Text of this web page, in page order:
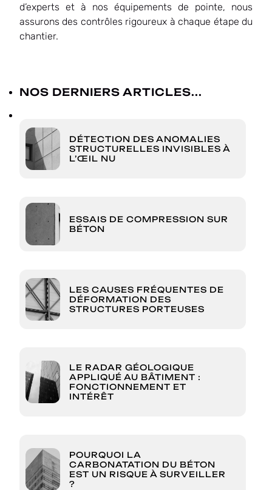
d’experts et à nos équipements de pointe, nous
assurons des contrôles rigoureux à chaque étape du
chantier.
NOS DERNIERS ARTICLES...
DÉTECTION DES ANOMALIES
STRUCTURELLES INVISIBLES À
L’ŒIL NU
ESSAIS DE COMPRESSION SUR
BÉTON
LES CAUSES FRÉQUENTES DE
DÉFORMATION DES
STRUCTURES PORTEUSES
LE RADAR GÉOLOGIQUE
APPLIQUÉ AU BÂTIMENT :
FONCTIONNEMENT ET
INTÉRÊT
POURQUOI LA
CARBONATATION DU BÉTON
EST UN RISQUE À SURVEILLER
?